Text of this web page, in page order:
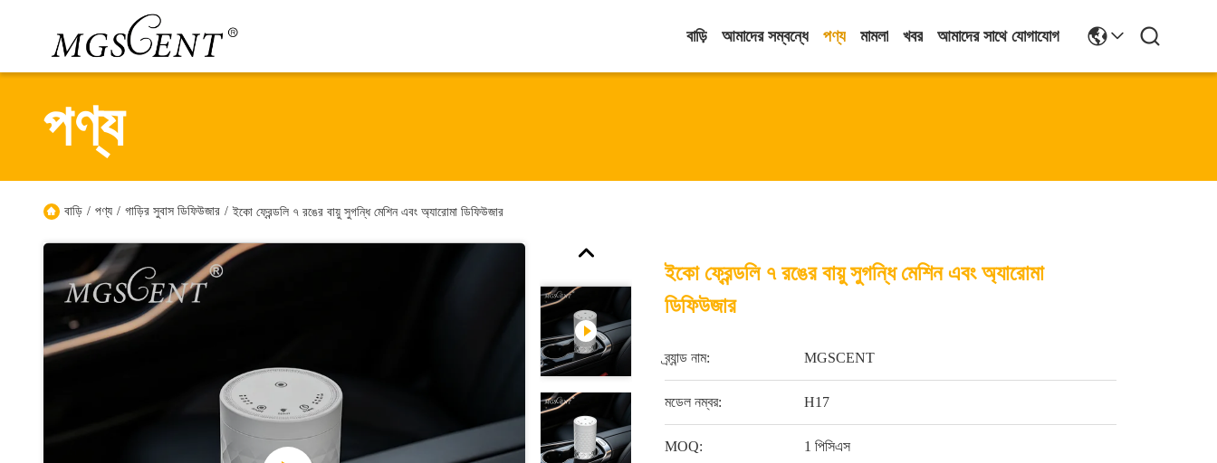
বাড়ি আমাদের সম্বন্ধে পণ্য মামলা খবর আমাদের সাথে যোগাযোগ
পণ্য
বাড়ি / পণ্য / গাড়ির সুবাস ডিফিউজার / ইকো ফ্রেন্ডলি ৭ রঙের বায়ু সুগন্ধি মেশিন এবং অ্যারোমা ডিফিউজার
ইকো ফ্রেন্ডলি ৭ রঙের বায়ু সুগন্ধি মেশিন এবং অ্যারোমা
ডিফিউজার
ব্র্যান্ড নাম: MGSCENT
মডেল নম্বর: H17
MOQ: 1 পিসিএস